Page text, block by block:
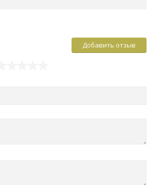
Добавить отзыв